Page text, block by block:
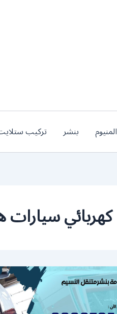
المنيوم بنشر تركيب
كهربائي